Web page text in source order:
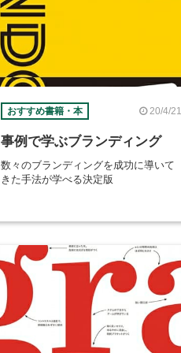
おすすめ書籍・本 20/4/21
事例で学ぶブランディング
数々のブランディングを成功に導いて
きた手法が学べる決定版